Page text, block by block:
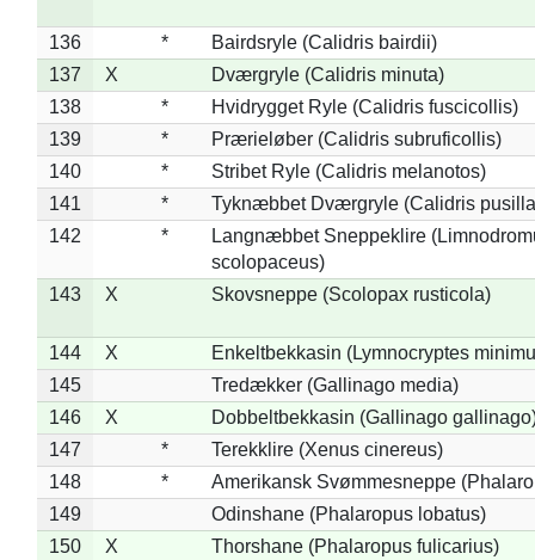
136 *
Bairdsryle (Calidris bairdii)
137
X
Dværgryle (Calidris minuta)
138
*
Hvidrygget Ryle (Calidris fuscicollis)
139
*
Prærieløber (Calidris subruficollis)
140
*
Stribet Ryle (Calidris melanotos)
141
*
Tyknæbbet Dværgryle (Calidris
142
*
Langnæbbet Sneppeklire
scolopaceus)
143
X Skovsneppe (Scolopax rusticola)
144 X
Enkeltbekkasin (Lymnocryptes
145
Tredækker (Gallinago media)
146
X
Dobbeltbekkasin (Gallinago
147
*
Terekklire (Xenus cinereus)
148
*
Amerikansk Svømmesneppe
149
Odinshane (Phalaropus lobatus)
150
X
Thorshane (Phalaropus fulicarius)